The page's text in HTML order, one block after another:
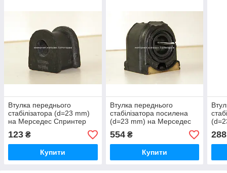
Втулка переднього
стабілізатора (d=23 mm)
на Мерседес Спринтер
907 2018 -> BC GUMA
(Україна) BC1396
123 ₴
Купити
Втулка переднього
стабілізатора посилена
(d=23 mm) на Мерседес
Спринтер 907 2018 ->
VAG (Оригінал)
2E0411041F
554₴
Купити
288